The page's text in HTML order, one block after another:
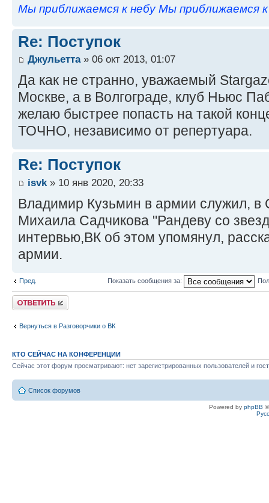
Мы приближаемся к небу Мы приближаемся к
Re: Поступок
Джульетта» 06 окт 2013, 01:07
Да как не странно, уважаемый
Москве, а в Волгограде, клуб Ньюс
желаю быстрее попасть на такой
ТОЧНО, независимо от репертуара.
Re: Поступок
isvk » 10 янв 2020, 20:33
Владимир Кузьмин в армии служил, в
Михаила Садчикова "Рандеву со
интервью,ВК об этом упомянул,
армии.
Пред. Показать сообщения за:
Ответить
Вернуться в Разговорчики о ВК
КТО СЕЙЧАС НА КОНФЕРЕНЦИИ
Сейчас этот форум просматривают: нет зарегистрированных пользователей и
Список форумов
Powered by phpBB